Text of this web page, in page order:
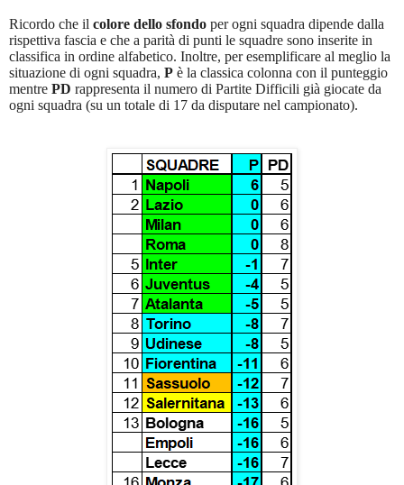
Ricordo che il colore dello sfondo per ogni squadra dipende dalla
rispettiva fascia e che a parità di punti le squadre sono inserite in
classifica in ordine alfabetico. Inoltre, per esemplificare al meglio la
situazione di ogni squadra, P è la classica colonna con il punteggio
mentre PD rappresenta il numero di Partite Difficili già giocate da
ogni squadra (su un totale di 17 da disputare nel campionato).